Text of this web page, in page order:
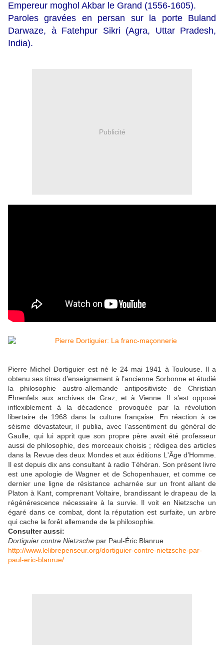
Empereur moghol Akbar le Grand (1556-1605).
Paroles gravées en persan sur la porte Buland
Darwaze, à Fatehpur Sikri (Agra, Uttar Pradesh,
India).
Publicité
Pierre Michel Dortiguier est né le 24 mai 1941 à Toulouse. Il a
obtenu ses titres d’enseignement à l’ancienne Sorbonne et étudié
la philosophie austro-allemande antipositiviste de Christian
Ehrenfels aux archives de Graz, et à Vienne. Il s’est opposé
inflexiblement à la décadence provoquée par la révolution
libertaire de 1968 dans la culture française. En réaction à ce
séisme dévastateur, il publia, avec l’assentiment du général de
Gaulle, qui lui apprit que son propre père avait été professeur
aussi de philosophie, des morceaux choisis ; rédigea des articles
dans la Revue des deux Mondes et aux éditions L'Âge d’Homme.
Il est depuis dix ans consultant à radio Téhéran. Son présent livre
est une apologie de Wagner et de Schopenhauer, et comme ce
dernier une ligne de résistance acharnée sur un front allant de
Platon à Kant, comprenant Voltaire, brandissant le drapeau de la
régénérescence nécessaire à la survie. Il voit en Nietzsche un
égaré dans ce combat, dont la réputation est surfaite, un arbre
qui cache la forêt allemande de la philosophie.
Consulter aussi:
Dortiguier contre Nietzsche par Paul-Éric Blanrue
http://www.lelibrepenseur.org/dortiguier-contre-nietzsche-par-
paul-eric-blanrue/